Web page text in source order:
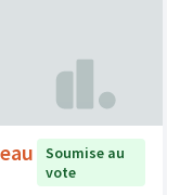
Soumise au
vote